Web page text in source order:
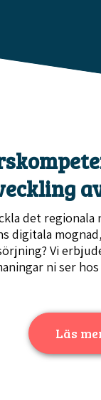
det
digitala
Vi
ni ser
Läs